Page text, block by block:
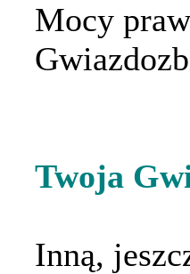
Mocy
Twoja
Inną,